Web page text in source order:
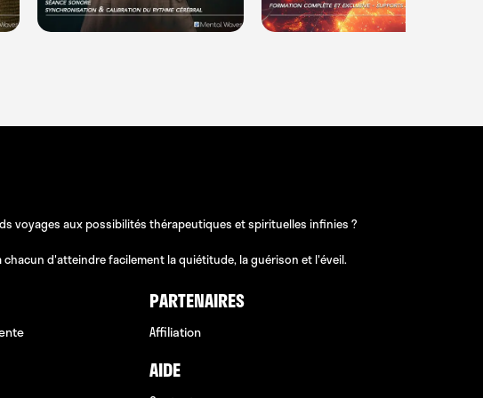
voyages aux possibilités thérapeutiques et spirituelles infinies ?
d'atteindre facilement la quiétitude, la guérison et l'éveil.
PARTENAIRES
Affiliation
AIDE